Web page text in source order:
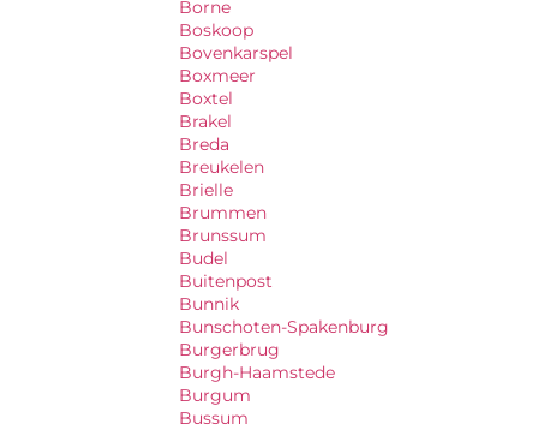
Borne
Boskoop
Bovenkarspel
Boxmeer
Boxtel
Brakel
Breda
Breukelen
Brielle
Brummen
Brunssum
Budel
Buitenpost
Bunnik
Bunschoten-Spakenburg
Burgerbrug
Burgh-Haamstede
Burgum
Bussum